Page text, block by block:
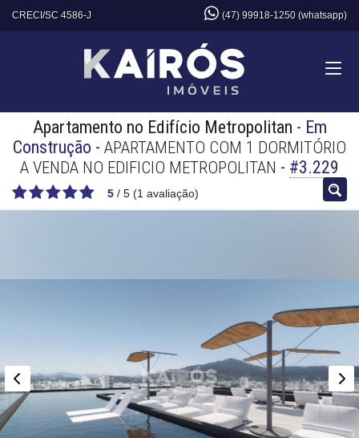
CRECI/SC 4586-J (47) 99918-1250 (whatsapp)
Apartamento no Edifício Metropolitan - Em
Construção - APARTAMENTO COM 1 DORMITÓRIO
A VENDA NO EDIFICIO METROPOLITAN - #3.229
5 / 5 (1 avaliação)